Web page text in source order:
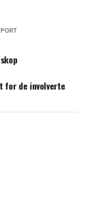
for de involverte